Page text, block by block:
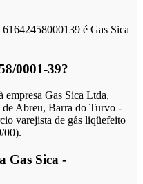
é Gas Sica
0001-39?
empresa Gas Sica Ltda,
Abreu, Barra do Turvo -
varejista de gás liqüefeito
00).
Gas Sica -